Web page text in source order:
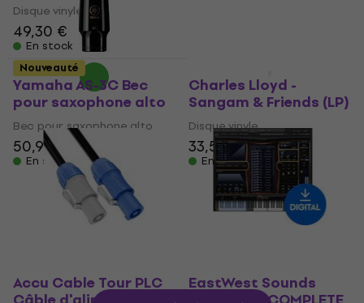
Disque vinyle
49,30 €
En stock
Yamaha AS-3C Bec
pour saxophone alto
Bec pour saxophone alto
50,90 €
En stock
Charles Lloyd -
Sangam & Friends (LP)
Disque vinyle
33,50 €36 €
En stock
Nouveauté
Accu Cable Tour PLC EastWest Sounds